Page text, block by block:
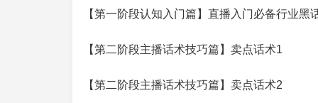
【第一阶段认知入门篇】直播入门必备行业黑
【第二阶段主播话术技巧篇】卖点话术1
【第二阶段主播话术技巧篇】卖点话术2